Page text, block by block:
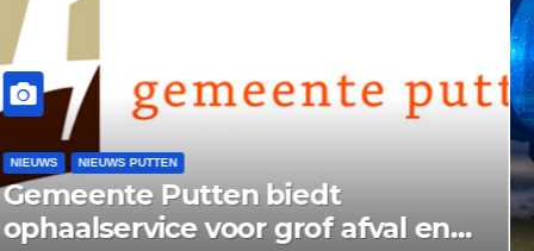
en
NIEUWS
Hulpdiensten rukken uit
reanimatiemelding aan